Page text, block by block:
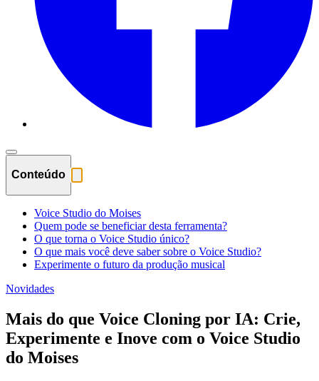
Conteúdo
Voice Studio do Moises
Quem pode se beneficiar desta ferramenta?
O que torna o Voice Studio único?
O que mais você deve saber sobre o Voice Studio?
Experimente o futuro da produção musical
Novidades
Mais do que Voice Cloning por IA: Crie,
Experimente e Inove com o Voice Studio
do Moises